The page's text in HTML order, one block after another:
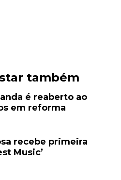
também
é reaberto ao
em reforma
recebe primeira
Music’